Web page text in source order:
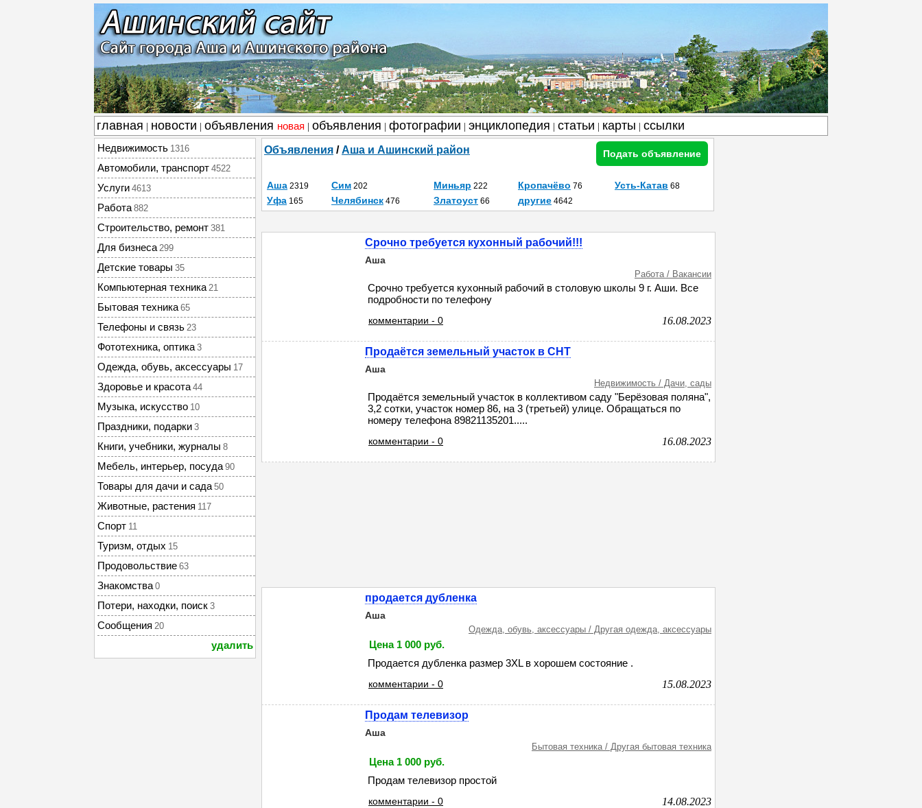
главная новости объявления новая объявления фотографии энциклопедия статьи карты ссылки
Недвижимость 1316
Автомобили, транспорт 4522
Услуги 4613
Работа 882
Строительство, ремонт 381
Для бизнеса 299
Детские товары 35
Компьютерная техника 21
Бытовая техника 65
Телефоны и связь 23
Фототехника, оптика 3
Одежда, обувь, аксессуары 17
Здоровье и красота 44
Музыка, искусство 10
Праздники, подарки 3
Книги, учебники, журналы 8
Мебель, интерьер, посуда 90
Товары для дачи и сада 50
Животные, растения 117
Спорт 11
Туризм, отдых 15
Продовольствие 63
Знакомства 0
Потери, находки, поиск 3
Сообщения 20
удалить
Объявления /Аша и Ашинский район Подать объявление
Аша 2319 Сим 202 Миньяр 222 Кропачёво 76 Усть-Катав 68
Уфа 165 Челябинск 476 Златоуст 66 другие 4642
Срочно требуется кухонный рабочий!!!
Аша
Работа / Вакансии
Срочно требуется кухонный рабочий в столовую школы 9 г. Аши. Все
подробности по телефону
комментарии - 0 16.08.2023
Продаётся земельный участок в СНТ
Аша
Недвижимость / Дачи, сады
Продаётся земельный участок в коллективом саду "Берёзовая поляна",
3,2 сотки, участок номер 86, на 3 (третьей) улице. Обращаться по
номеру телефона 89821135201.....
комментарии - 0 16.08.2023
продается дубленка
Аша
Одежда, обувь, аксессуары / Другая одежда, аксессуары
Цена 1 000 руб.
Продается дубленка размер 3XL в хорошем состояние .
комментарии - 0 15.08.2023
Продам телевизор
Аша
Бытовая техника / Другая бытовая техника
Цена 1 000 руб.
Продам телевизор простой
комментарии - 0 14.08.2023